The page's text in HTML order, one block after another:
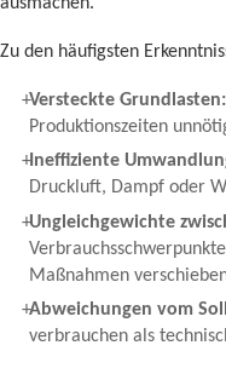
Zu den häufigsten
Versteckte Grundlasten:
Produktionszeiten
Ineffiziente
Druckluft, Dampf oder
Ungleichgewichte
Maßnahmen
Abweichungen vom
verbrauchen als